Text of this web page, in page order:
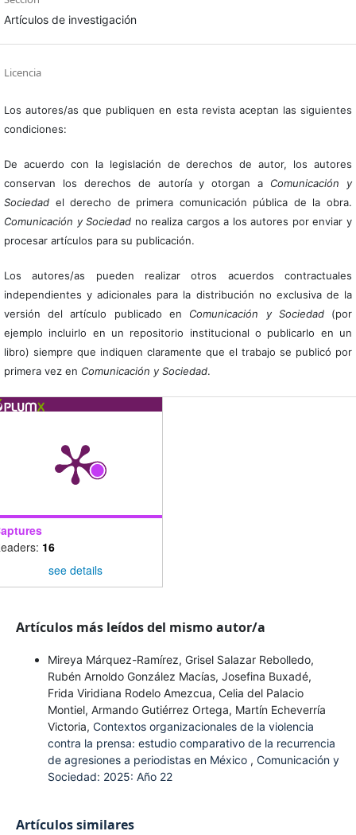
Artículos de investigación
Licencia
Los autores/as que publiquen en esta revista aceptan las siguientes
condiciones:
De acuerdo con la legislación de derechos de autor, los autores
conservan los derechos de autoría y otorgan a Comunicación y
Sociedadel derecho de primera comunicación pública de la obra.
Comunicación y Sociedad no realiza cargos a los autores por enviar y
procesar artículos para su publicación.
Los autores/as pueden realizar otros acuerdos contractuales
independientes y adicionales para la distribución no exclusiva de la
versión del artículo publicado en Comunicación y Sociedad(por
ejemplo incluirlo en un repositorio institucional o publicarlo en un
libro) siempre que indiquen claramente que el trabajo se publicó por
primera vez en Comunicación y Sociedad.
16
see details
Artículos más leídos del mismo autor/a
Mireya Márquez-Ramírez, Grisel Salazar Rebolledo,
Rubén Arnoldo González Macías, Josefina Buxadé,
Frida Viridiana Rodelo Amezcua, Celia del Palacio
Montiel, Armando Gutiérrez Ortega, Martín Echeverría
Victoria, Contextos organizacionales de la violencia
contra la prensa: estudio comparativo de la recurrencia
de agresiones a periodistas en México , Comunicación y
Sociedad: 2025: Año 22
Artículos similares